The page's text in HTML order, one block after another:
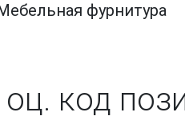
Мебельная фурнитура
код